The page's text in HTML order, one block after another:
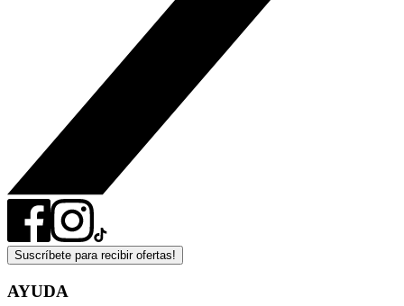
Suscríbete para recibir ofertas!
AYUDA